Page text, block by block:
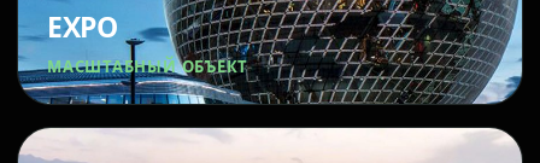
EXPO
МАСШТАБНЫЙ ОБЪЕКТ